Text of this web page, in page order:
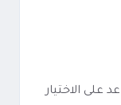
الاختيار